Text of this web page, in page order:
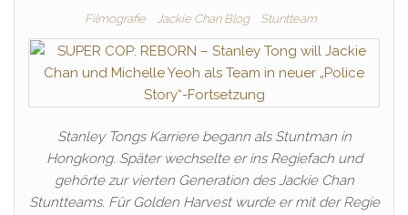
Filmografie Jackie Chan Blog Stuntteam
Stanley Tongs Karriere begann als Stuntman in
Hongkong. Später wechselte er ins Regiefach und
gehörte zur vierten Generation des Jackie Chan
Stuntteams. Für Golden Harvest wurde er mit der Regie